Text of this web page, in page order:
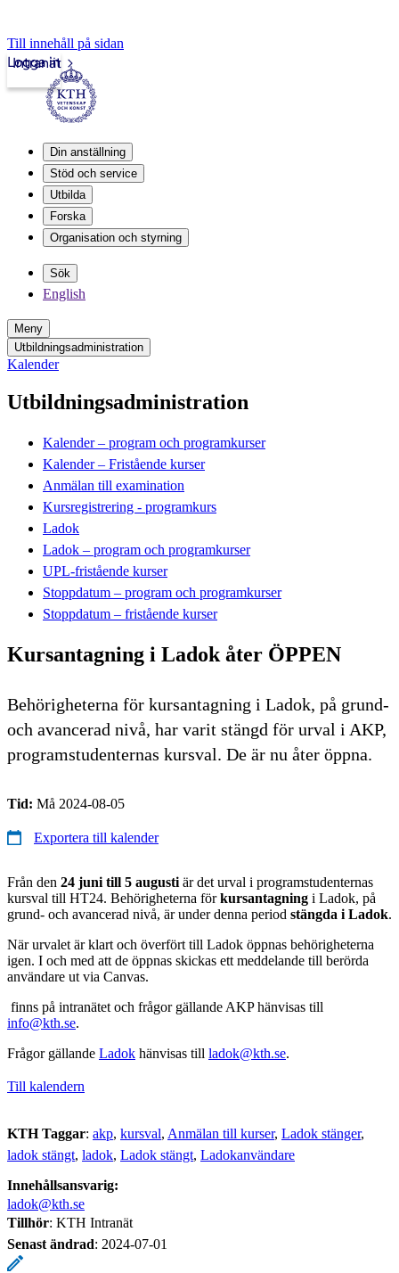
Till innehåll på sidan
Intranät
Logga in
Din anställning
Stöd och service
Utbilda
Forska
Organisation och styrning
Sök
English
Meny
Utbildningsadministration
Kalender
Utbildningsadministration
Kalender – program och programkurser
Kalender – Fristående kurser
Anmälan till examination
Kursregistrering - programkurs
Ladok
Ladok – program och programkurser
UPL-fristående kurser
Stoppdatum – program och programkurser
Stoppdatum – fristående kurser
Kursantagning i Ladok åter ÖPPEN
Behörigheterna för kursantagning i Ladok, på grund-
och avancerad nivå, har varit stängd för urval i AKP,
programstudenternas kursval. De är nu åter öppna.
Tid: Må 2024-08-05
Exportera till kalender
Från den 24 juni till 5 augusti är det urval i programstudenternas
kursval till HT24. Behörigheterna förkursantagning i Ladok, på
grund- och avancerad nivå, är under denna period stängda i Ladok.
När urvalet är klart och överfört till Ladok öppnas behörigheterna
igen. I och med att de öppnas skickas ett meddelande till berörda
användare ut via Canvas.
finns på intranätet och frågor gällande AKP hänvisas till
info@kth.se.
Frågor gällande Ladok hänvisas till ladok@kth.se.
Till kalendern
KTH Taggar: akp kursval Anmälan till kurser Ladok stänger
ladok stängt ladok Ladok stängt Ladokanvändare
Innehållsansvarig:
ladok@kth.se
Tillhör: KTH Intranät
Senast ändrad: 2024-07-01